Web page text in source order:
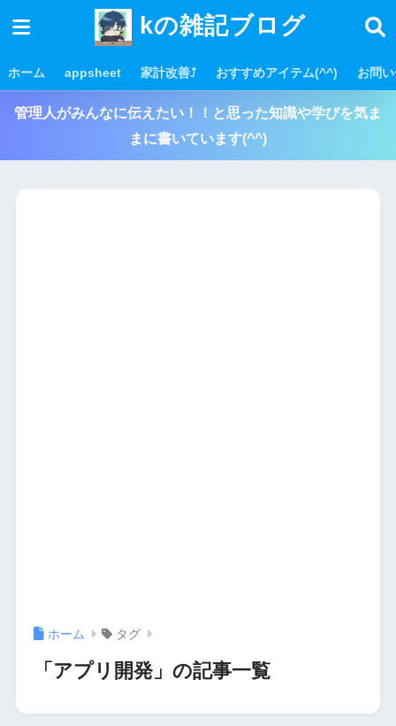
kの雑記ブログ
ホーム appsheet 家計改善⤴ おすすめアイテム(^^) お問
管理人がみんなに伝えたい！！と思った知識や学びを気ま
まに書いています(^^)
ホーム タグ
「アプリ開発」の記事一覧